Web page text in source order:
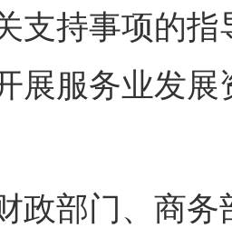
支持事项的
展服务业发
部门、商务